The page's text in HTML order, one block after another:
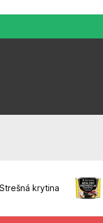
Strešná krytina